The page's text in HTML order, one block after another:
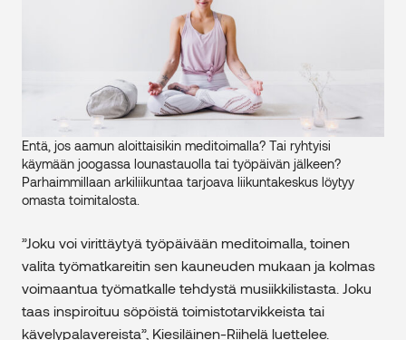
Entä, jos aamun aloittaisikin meditoimalla? Tai ryhtyisi
käymään joogassa lounastauolla tai työpäivän jälkeen?
Parhaimmillaan arkiliikuntaa tarjoava liikuntakeskus löytyy
omasta toimitalosta.
”Joku voi virittäytyä työpäivään meditoimalla, toinen
valita työmatkareitin sen kauneuden mukaan ja kolmas
voimaantua työmatkalle tehdystä musiikkilistasta. Joku
taas inspiroituu söpöistä toimistotarvikkeista tai
kävelypalavereista”, Kiesiläinen-Riihelä luettelee.